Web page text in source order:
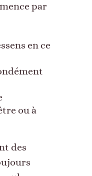
par
en ce
ou à
des